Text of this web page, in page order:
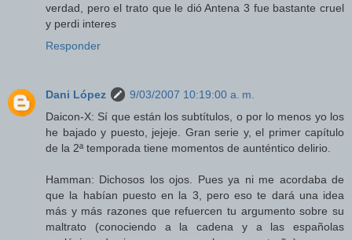
verdad, pero el trato que le dió Antena 3 fue bastante cruel
y perdi interes
Responder
Dani López
9/03/2007 10:19:00 a. m.
Daicon-X: Sí que están los subtítulos, o por lo menos yo los
he bajado y puesto, jejeje. Gran serie y, el primer capítulo
de la 2ª temporada tiene momentos de aunténtico delirio.
Hamman: Dichosos los ojos. Pues ya ni me acordaba de
que la habían puesto en la 3, pero eso te dará una idea
más y más razones que refuercen tu argumento sobre su
maltrato (conociendo a la cadena y a las españolas